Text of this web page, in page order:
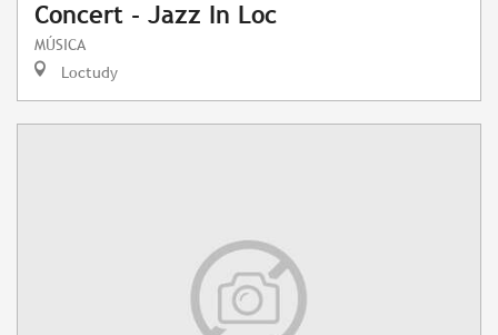
Concert - Jazz In Loc
MÚSICA
Loctudy